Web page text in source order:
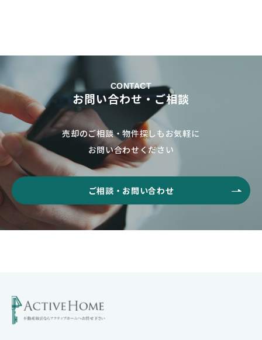
CONTACT
お問い合わせ・ご相談
売却のご相談・物件探しもお気軽に
お問い合わせください
ご相談・お問い合わせ